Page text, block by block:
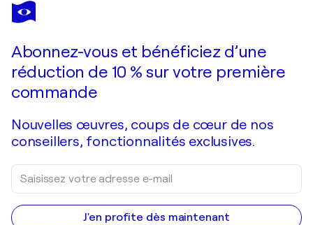
ANNEMARIE PETRI
You may dance through life with bare feet
Abonnez-vous et bénéficiez d’une
réduction de 10 % sur votre première
commande
Nouvelles œuvres, coups de cœur de nos
conseillers, fonctionnalités exclusives.
J'en profite dès maintenant